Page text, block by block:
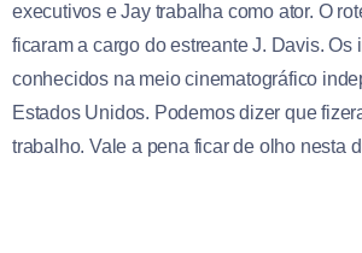
executivos e Jay trabalha como ator. O
ficaram a cargo do estreante J. Davis. Os
conhecidos na meio cinematográfico
Estados Unidos. Podemos dizer que
trabalho. Vale a pena ficar de olho nesta